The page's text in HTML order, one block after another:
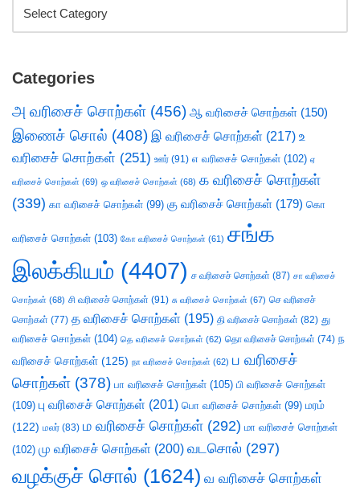
Categories
அ வரிசைச் சொற்கள் (456) ஆ வரிசைச் சொற்கள் (150)
இணைச் சொல் (408) இ வரிசைச் சொற்கள் (217) உ
வரிசைச் சொற்கள் (251) ஊர் (91) எ வரிசைச் சொற்கள் (102) ஏ
வரிசைச் சொற்கள் (69) ஒ வரிசைச் சொற்கள் (68) க வரிசைச் சொற்கள்
(339) கா வரிசைச் சொற்கள் (99) கு வரிசைச் சொற்கள் (179) கொ
வரிசைச் சொற்கள் (103) கோ வரிசைச் சொற்கள் (61) சங்க
இலக்கியம் (4407) ச வரிசைச் சொற்கள் (87) சா வரிசைச்
சொற்கள் (68) சி வரிசைச் சொற்கள் (91) சு வரிசைச் சொற்கள் (67) செ வரிசைச்
சொற்கள் (77) த வரிசைச் சொற்கள் (195) தி வரிசைச் சொற்கள் (82) து
வரிசைச் சொற்கள் (104) தெ வரிசைச் சொற்கள் (62) தொ வரிசைச் சொற்கள் (74) ந
வரிசைச் சொற்கள் (125) நா வரிசைச் சொற்கள் (62) ப வரிசைச்
சொற்கள் (378) பா வரிசைச் சொற்கள் (105) பி வரிசைச் சொற்கள்
(109) பு வரிசைச் சொற்கள் (201) பொ வரிசைச் சொற்கள் (99) மரம்
(122) மலர் (83) ம வரிசைச் சொற்கள் (292) மா வரிசைச் சொற்கள்
(102) மு வரிசைச் சொற்கள் (200) வடசொல் (297)
வழக்குச் சொல் (1624) வ வரிசைச் சொற்கள்